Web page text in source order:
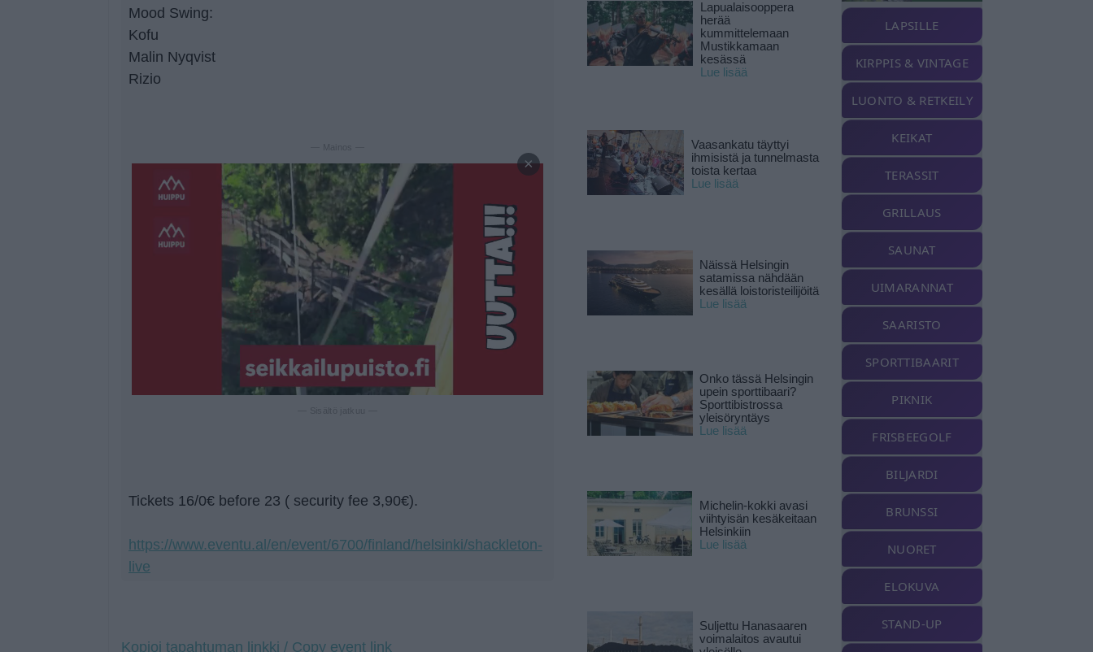
Mood Swing:
Kofu
Malin Nyqvist
Rizio
— Mainos —
×
Tickets 16/0€ before 23 ( security fee 3,90€).
https://www.eventu.al/en/event/6700/finland/helsinki/shackleton-
live
Kopioi tapahtuman linkki / Copy event link
Lapualaisooppera
herää
kummittelemaan
Mustikkamaan
kesässä
Lue lisää
Vaasankatu täyttyi
ihmisistä ja tunnelmasta
toista kertaa
Lue lisää
Näissä Helsingin
satamissa nähdään
kesällä loistoristeilijöitä
Lue lisää
Onko tässä Helsingin
upein sporttibaari?
Sporttibistrossa
yleisöryntäys
Lue lisää
Michelin-kokki avasi
viihtyisän kesäkeitaan
Helsinkiin
Lue lisää
Suljettu Hanasaaren
voimalaitos avautui
LAPSILLE
KIRPPIS & VINTAGE
LUONTO & RETKEILY
KEIKAT
TERASSIT
GRILLAUS
SAUNAT
UIMARANNAT
SAARISTO
SPORTTIBAARIT
PIKNIK
FRISBEEGOLF
BILJARDI
BRUNSSI
NUORET
ELOKUVA
STAND-UP